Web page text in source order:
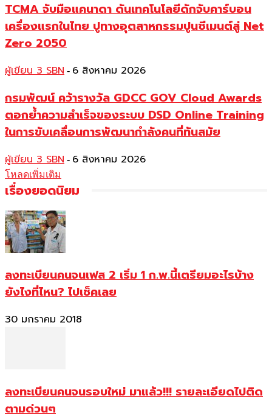
TCMA จับมือแคนาดา ดันเทคโนโลยีดักจับคาร์บอน
เครื่องแรกในไทย ปูทางอุตสาหกรรมปูนซีเมนต์สู่ Net
Zero 2050
ผู้เขียน 3 SBN - 6 สิงหาคม 2026
กรมพัฒน์ คว้ารางวัล GDCC GOV Cloud Awards
ตอกย้ำความสำเร็จของระบบ DSD Online Training
ในการขับเคลื่อนการพัฒนากำลังคนที่ทันสมัย
ผู้เขียน 3 SBN - 6 สิงหาคม 2026
โหลดเพิ่มเติม
เรื่องยอดนิยม
ลงทะเบียนคนจนเฟส 2 เริ่ม 1 ก.พ.นี้เตรียมอะไรบ้าง
ยังไงที่ไหน? ไปเช็คเลย
30 มกราคม 2018
ลงทะเบียนคนจนรอบใหม่ มาแล้ว!!! รายละเอียดไปติด
ตามด่วนๆ